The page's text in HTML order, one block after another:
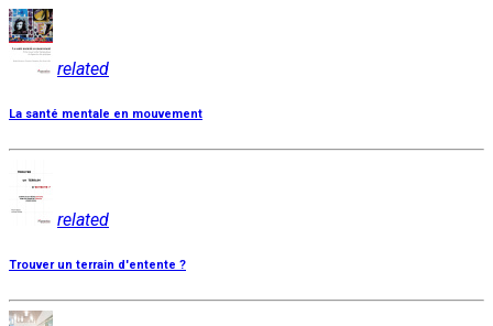
related
La santé mentale en mouvement
related
Trouver un terrain d'entente ?